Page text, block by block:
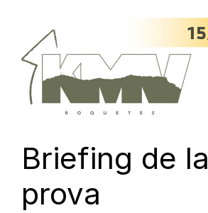
Briefing de la
prova